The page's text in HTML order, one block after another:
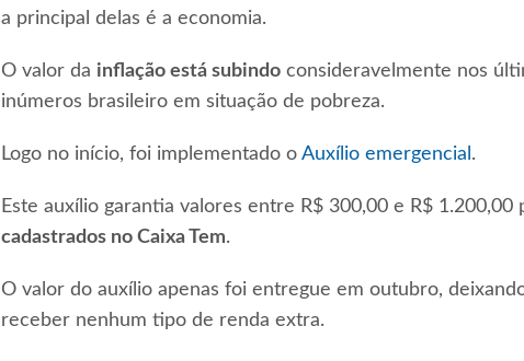
a principal delas é a economia.
O valor da inflação está subindoconsideravelmente nos
inúmeros brasileiro em situação de pobreza.
Logo no início, foi implementado o Auxílio emergencial .
Este auxílio garantia valores entre R$ 300,00 e R$ 1.200,00
cadastrados no Caixa Tem.
O valor do auxílio apenas foi entregue em outubro,
receber nenhum tipo de renda extra.